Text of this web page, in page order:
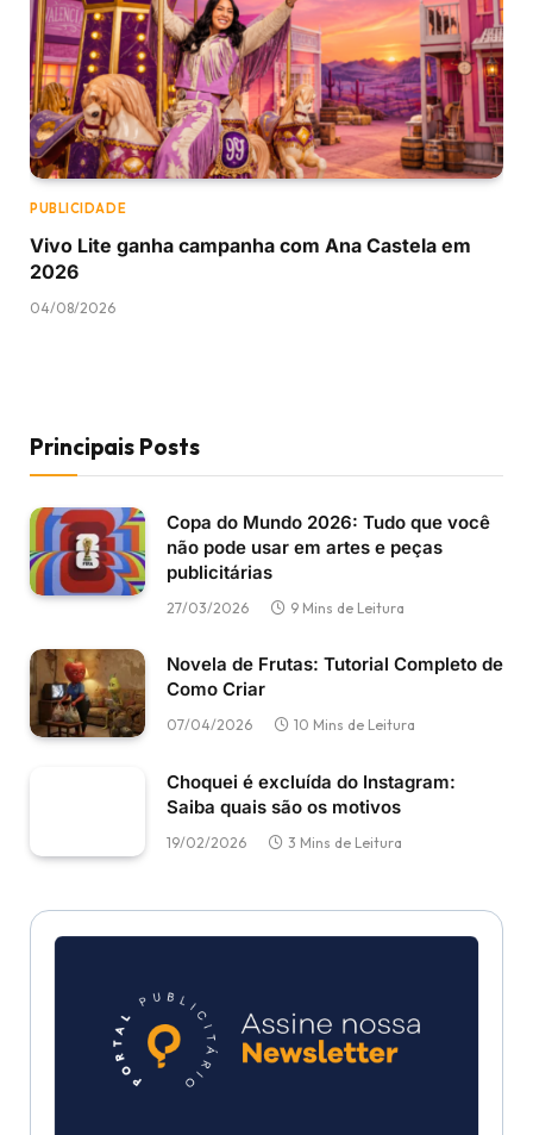
PUBLICIDADE
Vivo Lite ganha campanha com Ana Castela em
2026
04/08/2026
Principais Posts
Copa do Mundo 2026: Tudo que você
não pode usar em artes e peças
publicitárias
27/03/2026 9 Mins de Leitura
Novela de Frutas: Tutorial Completo de
Como Criar
07/04/2026 10 Mins de Leitura
Choquei é excluída do Instagram:
Saiba quais são os motivos
19/02/2026 3 Mins de Leitura